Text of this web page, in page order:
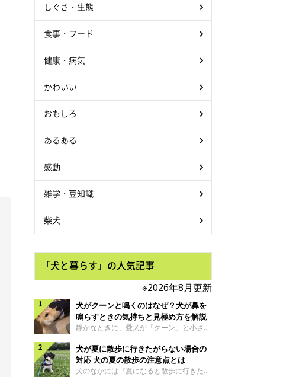
しぐさ・生態
食事・フード
健康・病気
かわいい
おもしろ
あるある
感動
雑学・豆知識
柴犬
「犬と暮らす」の人気記事
※2026年8月更新
犬がクーンと鳴くのはなぜ？犬が鼻を
鳴らすときの気持ちと見極め方を解説
静かなときに、愛犬が「クーン」と小さく
鳴いたり、鼻を鳴らすような音を出したり
することはありませんか？ 大きく吠える
わけではない分、「不安なの？それとも何
かお願いしているの？」と気になる飼い主
犬が夏に散歩に行きたがらない場合の
対応 犬の夏の散歩の注意点とは
犬のなかには『夏になると散歩に行きたが